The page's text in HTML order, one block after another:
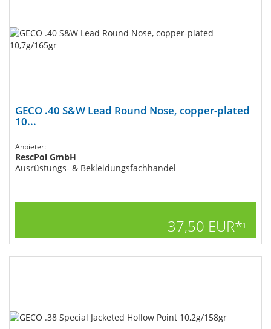
GECO .40 S&W Lead Round Nose, copper-plated
10...
Anbieter:
RescPol GmbH
Ausrüstungs- & Bekleidungsfachhandel
37,50 EUR*1